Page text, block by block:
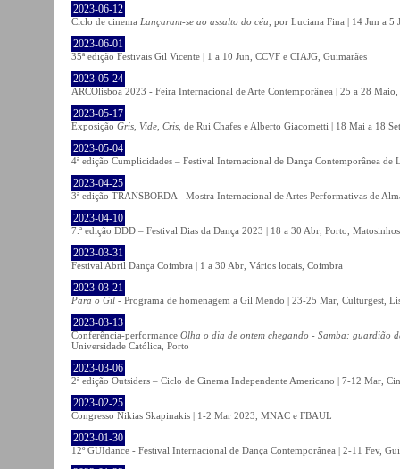
2023-06-12
Ciclo de cinema Lançaram-se ao assalto do céu , por Luciana Fina | 14 Jun a 5
2023-06-01
35ª edição Festivais Gil Vicente | 1 a 10 Jun, CCVF e CIAJG, Guimarães
2023-05-24
ARCOlisboa 2023 - Feira Internacional de Arte Contemporânea | 25 a 28
2023-05-17
Exposição Gris, Vide, Cris , de Rui Chafes e Alberto Giacometti | 18 Mai a 18
2023-05-04
4ª edição Cumplicidades – Festival Internacional de Dança Contemporânea
2023-04-25
3ª edição TRANSBORDA - Mostra Internacional de Artes Performativas de
2023-04-10
7.ª edição DDD – Festival Dias da Dança 2023 | 18 a 30 Abr, Porto,
2023-03-31
Festival Abril Dança Coimbra | 1 a 30 Abr, Vários locais, Coimbra
2023-03-21
Para o Gil - Programa de homenagem a Gil Mendo | 23-25 Mar, Culturgest,
2023-03-13
Conferência-performance Olha o dia de ontem chegando - Samba: guardião
Universidade Católica, Porto
2023-03-06
2ª edição Outsiders – Ciclo de Cinema Independente Americano | 7-12 Mar,
2023-02-25
Congresso Nikias Skapinakis | 1-2 Mar 2023, MNAC e FBAUL
2023-01-30
12º GUIdance - Festival Internacional de Dança Contemporânea | 2-11 Fev,